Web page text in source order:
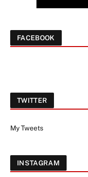
FACEBOOK
TWITTER
My Tweets
INSTAGRAM